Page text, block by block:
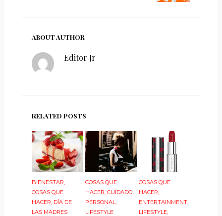
ABOUT AUTHOR
Editor Jr
RELATED POSTS
BIENESTAR
COSAS QUE
HACER DÍA DE
LAS MADRES
COSAS QUE
HACER ,CUIDADO
PERSONAL
LIFESTYLE
COSAS QUE
HACER
ENTERTAINMENT
LIFESTYLE